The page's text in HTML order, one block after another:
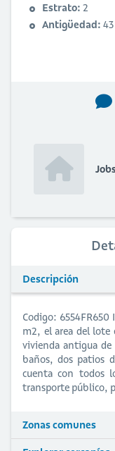
Estrato: 2
Antigüedad:
Descripción
Codigo:
m2, el area del lote
vivienda antigua
baños, dos patios
cuenta con todos
transporte público,
Zonas comunes